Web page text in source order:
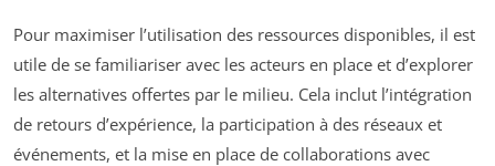
Pour maximiser l’utilisation des ressources disponibles, il est
utile de se familiariser avec les acteurs en place et d’explorer
les alternatives offertes par le milieu. Cela inclut l’intégration
de retours d’expérience, la participation à des réseaux et
événements, et la mise en place de collaborations avec